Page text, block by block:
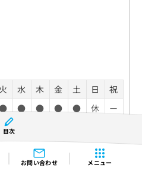
お問い合わせ メニュー
火 水 木 金 土 日
祝
● ● ● ● 休
ー
●
休診日：日曜日
目次